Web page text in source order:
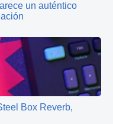
un auténtico
Box Reverb,